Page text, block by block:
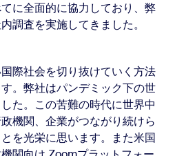
に全面的に協力しており、弊
調査を実施してきました。
際社会を切り抜けていく方法
。弊社はパンデミック下の世
た。この苦難の時代に世界中
機関、企業がつながり続けら
を光栄に思います。また米国